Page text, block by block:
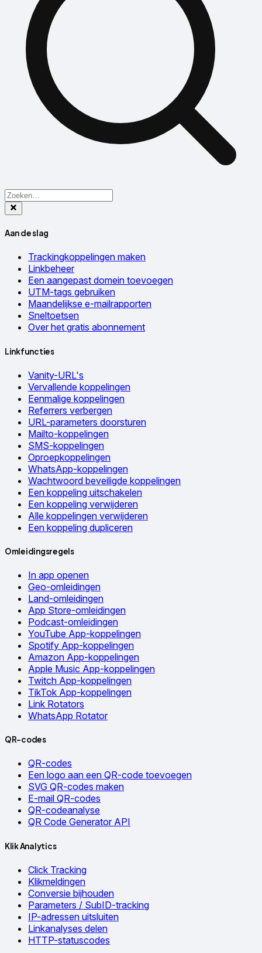
Aan de slag
Trackingkoppelingen maken
Linkbeheer
Een aangepast domein toevoegen
UTM-tags gebruiken
Maandelijkse e-mailrapporten
Sneltoetsen
Over het gratis abonnement
Linkfuncties
Vanity-URL's
Vervallende koppelingen
Eenmalige koppelingen
Referrers verbergen
URL-parameters doorsturen
Mailto-koppelingen
SMS-koppelingen
Oproepkoppelingen
WhatsApp-koppelingen
Wachtwoord beveiligde koppelingen
Een koppeling uitschakelen
Een koppeling verwijderen
Alle koppelingen verwijderen
Een koppeling dupliceren
Omleidingsregels
In app openen
Geo-omleidingen
Land-omleidingen
App Store-omleidingen
Podcast-omleidingen
YouTube App-koppelingen
Spotify App-koppelingen
Amazon App-koppelingen
Apple Music App-koppelingen
Twitch App-koppelingen
TikTok App-koppelingen
Link Rotators
WhatsApp Rotator
QR-codes
QR-codes
Een logo aan een QR-code toevoegen
SVG QR-codes maken
E-mail QR-codes
QR-codeanalyse
QR Code Generator API
Klik Analytics
Click Tracking
Klikmeldingen
Conversie bijhouden
Parameters / SubID-tracking
IP-adressen uitsluiten
Linkanalyses delen
HTTP-statuscodes